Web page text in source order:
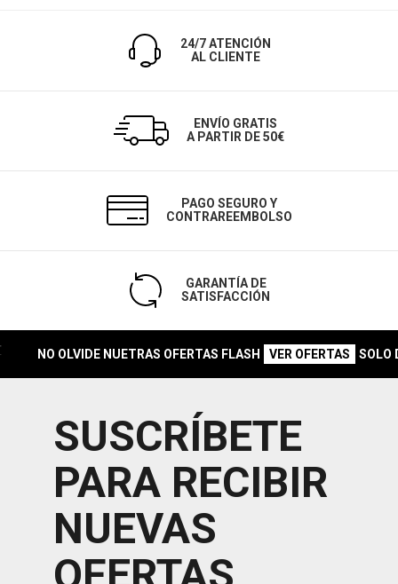
24/7 ATENCIÓN
AL CLIENTE
ENVÍO GRATIS
A PARTIR DE 50€
PAGO SEGURO Y
CONTRAREEMBOLSO
GARANTÍA DE
SATISFACCIÓN
NO OLVIDE NUETRAS OFERTAS FLASH VER OFERTAS SOLO
SUSCRÍBETE
PARA RECIBIR
NUEVAS